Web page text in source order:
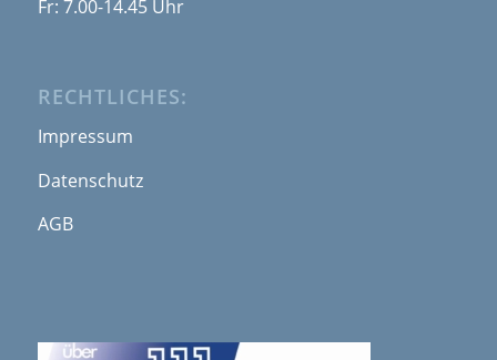
Fr: 7.00-14.45 Uhr
RECHTLICHES:
Impressum
Datenschutz
AGB